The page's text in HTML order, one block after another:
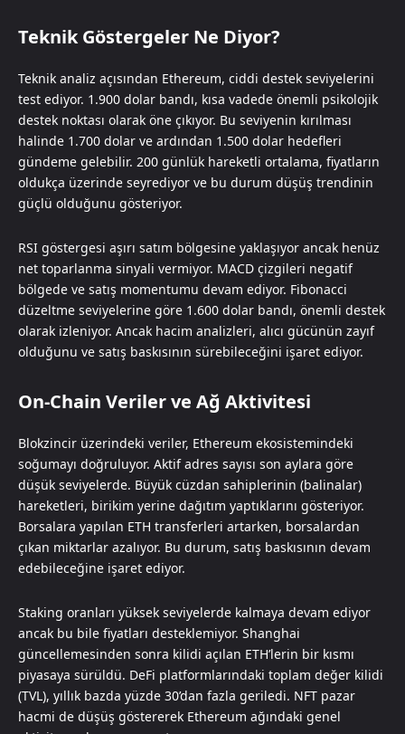
Teknik Göstergeler Ne Diyor?
Teknik analiz açısından Ethereum, ciddi destek seviyelerini
test ediyor. 1.900 dolar bandı, kısa vadede önemli psikolojik
destek noktası olarak öne çıkıyor. Bu seviyenin kırılması
halinde 1.700 dolar ve ardından 1.500 dolar hedefleri
gündeme gelebilir. 200 günlük hareketli ortalama, fiyatların
oldukça üzerinde seyrediyor ve bu durum düşüş trendinin
güçlü olduğunu gösteriyor.
RSI göstergesi aşırı satım bölgesine yaklaşıyor ancak henüz
net toparlanma sinyali vermiyor. MACD çizgileri negatif
bölgede ve satış momentumu devam ediyor. Fibonacci
düzeltme seviyelerine göre 1.600 dolar bandı, önemli destek
olarak izleniyor. Ancak hacim analizleri, alıcı gücünün zayıf
olduğunu ve satış baskısının sürebileceğini işaret ediyor.
On-Chain Veriler ve Ağ Aktivitesi
Blokzincir üzerindeki veriler, Ethereum ekosistemindeki
soğumayı doğruluyor. Aktif adres sayısı son aylara göre
düşük seviyelerde. Büyük cüzdan sahiplerinin (balinalar)
hareketleri, birikim yerine dağıtım yaptıklarını gösteriyor.
Borsalara yapılan ETH transferleri artarken, borsalardan
çıkan miktarlar azalıyor. Bu durum, satış baskısının devam
edebileceğine işaret ediyor.
Staking oranları yüksek seviyelerde kalmaya devam ediyor
ancak bu bile fiyatları desteklemiyor. Shanghai
güncellemesinden sonra kilidi açılan ETH’lerin bir kısmı
piyasaya sürüldü. DeFi platformlarındaki toplam değer kilidi
(TVL), yıllık bazda yüzde 30’dan fazla geriledi. NFT pazar
hacmi de düşüş göstererek Ethereum ağındaki genel